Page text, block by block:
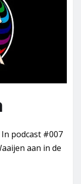
podcast #007
aan in de